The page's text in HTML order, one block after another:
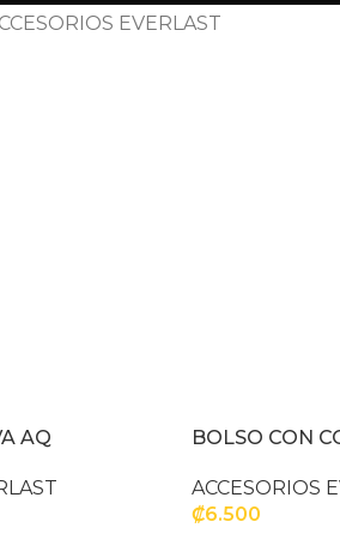
EVERLAST
AQ BOLSO CON
ACCESORIOS
₡6.500